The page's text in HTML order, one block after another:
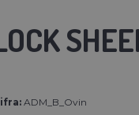
ADM_B_Ovin